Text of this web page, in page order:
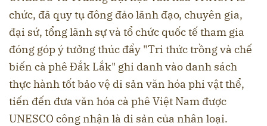
chức, đã quy tụ đông đảo lãnh đạo, chuyên gia,
đại sứ, tổng lãnh sự và tổ chức quốc tế tham gia
đóng góp ý tưởng thúc đẩy "Tri thức trồng và chế
biến cà phê Đắk Lắk" ghi danh vào danh sách
thực hành tốt bảo vệ di sản văn hóa phi vật thể,
tiến đến đưa văn hóa cà phê Việt Nam được
UNESCO công nhận là di sản của nhân loại.